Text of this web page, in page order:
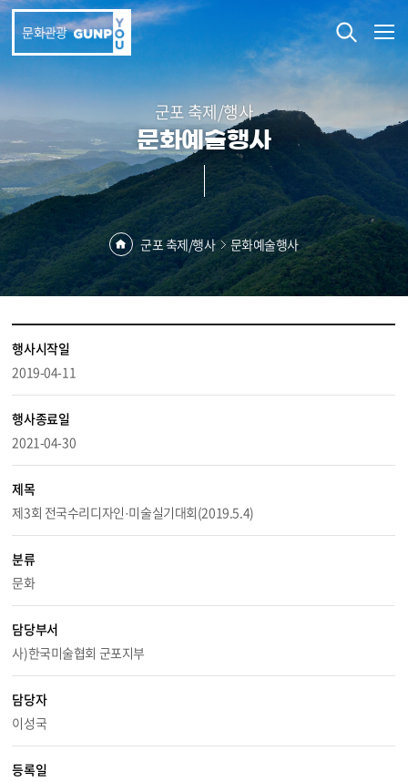
본문 바로가기
문화관광
군포 축제/행사
문화예술행사
군포 축제/행사 문화예술행사
행사시작일
2019-04-11
행사종료일
2021-04-30
제목
제3회 전국수리디자인·미술실기대회(2019.5.4)
분류
문화
담당부서
사)한국미술협회 군포지부
담당자
이성국
등록일